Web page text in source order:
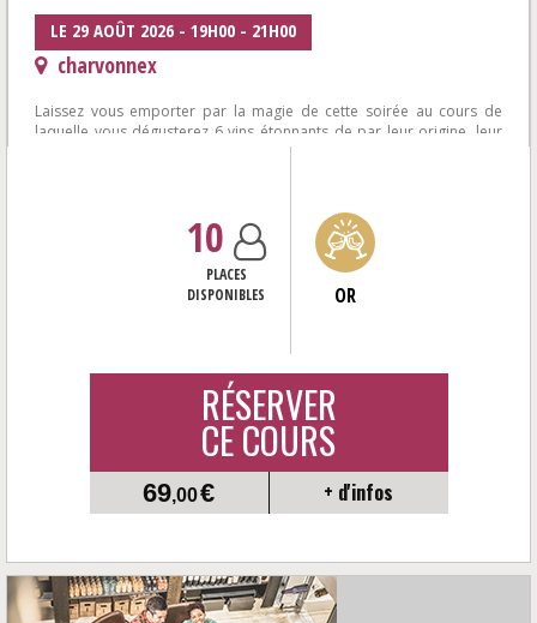
LE 29 AOÛT 2026 - 19H00 - 21H00
charvonnex
Laissez vous emporter par la magie de cette soirée au cours de
laquelle vous dégusterez 6 vins étonnants de par leur origine, leur
10
PLACES
DISPONIBLES
OR
RÉSERVER
CE COURS
69,00€ + d'infos